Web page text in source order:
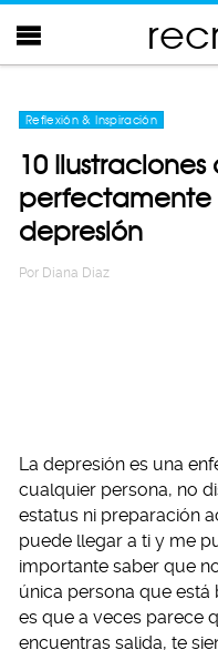
Reflexión & Inspiración
10
perfectamente
depresión
Por Diana Diaz
La depresión es una
cualquier persona, no
estatus ni preparación
puede llegar a ti y me
importante saber que
única persona que
es que a veces parece
encuentras salida, te